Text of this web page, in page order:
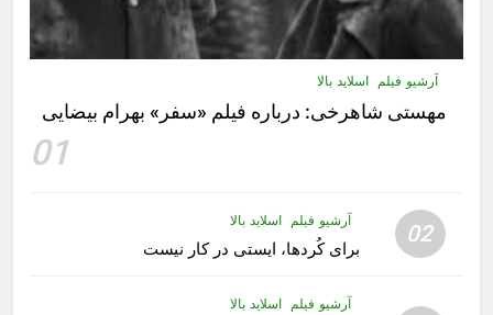
آرشیو فیلم اسلاید بالا
مهستى شاهرخى:‌ درباره فيلم «سفر» بهرام بیضایی
01
02 آرشیو فیلم اسلاید بالا
برای کُردها، ایستی در کار نیست
آرشیو فیلم اسلاید بالا